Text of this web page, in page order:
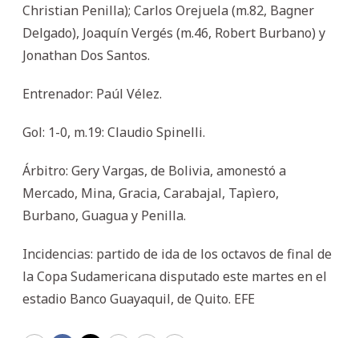
Christian Penilla); Carlos Orejuela (m.82, Bagner
Delgado), Joaquín Vergés (m.46, Robert Burbano) y
Jonathan Dos Santos.
Entrenador: Paúl Vélez.
Gol: 1-0, m.19: Claudio Spinelli.
Árbitro: Gery Vargas, de Bolivia, amonestó a
Mercado, Mina, Gracia, Carabajal, Tapìero,
Burbano, Guagua y Penilla.
Incidencias: partido de ida de los octavos de final de
la Copa Sudamericana disputado este martes en el
estadio Banco Guayaquil, de Quito. EFE